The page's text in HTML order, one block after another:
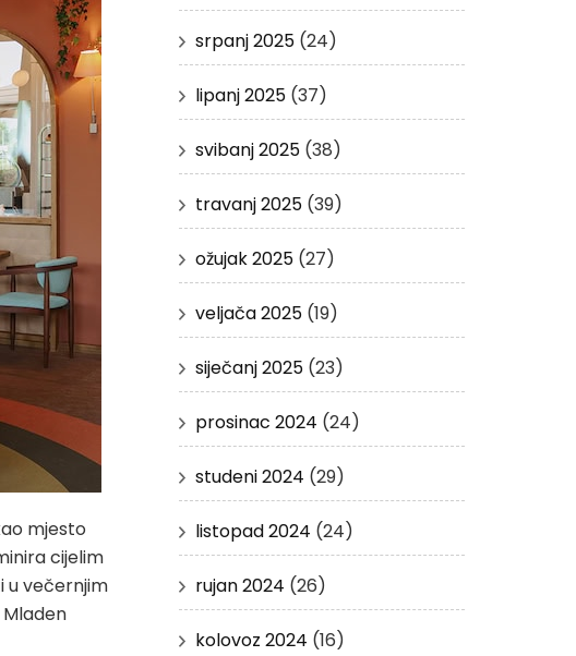
mjesto
cijelim
u večernjim
srpanj 2025(24)
lipanj 2025(37)
svibanj 2025(38)
travanj 2025(39)
ožujak 2025(27)
veljača 2025(19)
siječanj 2025(23)
prosinac 2024 (24)
studeni 2024 (29)
listopad 2024 (24)
rujan 2024 (26)
kolovoz 2024 (16)